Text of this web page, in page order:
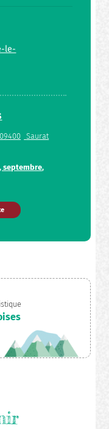
le-
09400
Saurat
septembre,